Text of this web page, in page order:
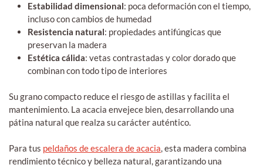
Estabilidad dimensional: poca deformación con el tiempo,
incluso con cambios de humedad
Resistencia natural: propiedades antifúngicas que
preservan la madera
Estética cálida: vetas contrastadas y color dorado que
combinan con todo tipo de interiores
Su grano compacto reduce el riesgo de astillas y facilita el
mantenimiento. La acacia envejece bien, desarrollando una
pátina natural que realza su carácter auténtico.
Para tus peldaños de escalera de acacia, esta madera combina
rendimiento técnico y belleza natural, garantizando una